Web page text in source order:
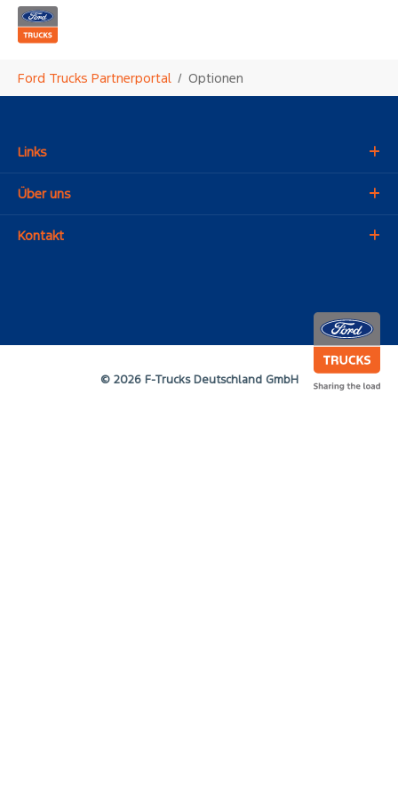
Ford Trucks Partnerportal Optionen
Links
Über uns
Kontakt
© 2026 F-Trucks Deutschland GmbH